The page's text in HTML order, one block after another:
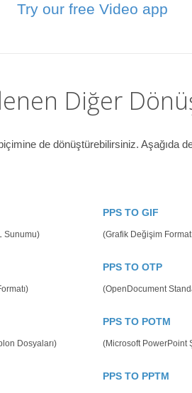
Try our free Video app
Diğer
de dönüştürebilirsiniz. Aşağıda
Sunumu)
PPS TO GIF
(Grafik Değişim
PPS TO OTP
(OpenDocument
Dosyaları)
PPS TO POTM
(Microsoft PowerPoint
PPS TO PPTM